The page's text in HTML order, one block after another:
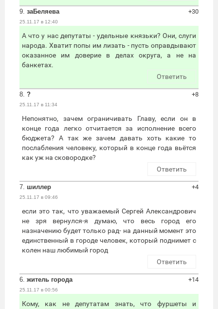
9. заБеляева
25.11.17 в 12:40
+30
А что у нас депутаты - удельные князьки? Они, слуги
народа. Хватит попы им лизать - пусть оправдывают
оказанное им доверие в делах округа, а не на
банкетах.
Ответить
8. ?
25.11.17 в 11:34
+8
Непонятно, зачем ограничивать Главу, если он в
конце года легко отчитается за исполнение всего
бюджета? А так же зачем давать хоть какие то
послабления человеку, который в конце года вьётся
как уж на сковородке?
Ответить
7. шиллер
25.11.17 в 09:46
+4
если это так, что уважаемый Сергей Александрович
не зря вернулся-я думаю, что весь город его
назначению будет только рад- на данный момент это
единственный в городе человек, который поднимет с
колен наш любимый город
Ответить
6. житель города
25.11.17 в 00:56
+14
Кому, как не депутатам знать, что фуршеты и